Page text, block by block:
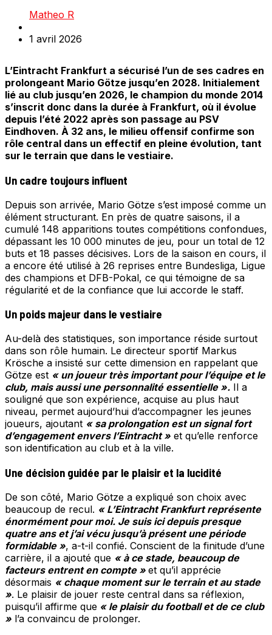
Matheo R
1 avril 2026
L’Eintracht Frankfurt a sécurisé l’un de ses cadres en
prolongeant Mario Götze jusqu’en 2028. Initialement
lié au club jusqu’en 2026, le champion du monde 2014
s’inscrit donc dans la durée à Frankfurt, où il évolue
depuis l’été 2022 après son passage au PSV
Eindhoven. À 32 ans, le milieu offensif confirme son
rôle central dans un effectif en pleine évolution, tant
sur le terrain que dans le vestiaire.
Un cadre toujours influent
Depuis son arrivée, Mario Götze s’est imposé comme un
élément structurant. En près de quatre saisons, il a
cumulé 148 apparitions toutes compétitions confondues,
dépassant les 10 000 minutes de jeu, pour un total de 12
buts et 18 passes décisives. Lors de la saison en cours, il
a encore été utilisé à 26 reprises entre Bundesliga, Ligue
des champions et DFB-Pokal, ce qui témoigne de sa
régularité et de la confiance que lui accorde le staff.
Un poids majeur dans le vestiaire
Au-delà des statistiques, son importance réside surtout
dans son rôle humain. Le directeur sportif Markus
Krösche a insisté sur cette dimension en rappelant que
Götze est « un joueur très important pour l’équipe et le
club, mais aussi une personnalité essentielle ». Il a
souligné que son expérience, acquise au plus haut
niveau, permet aujourd’hui d’accompagner les jeunes
joueurs, ajoutant « sa prolongation est un signal fort
d’engagement envers l’Eintracht » et qu’elle renforce
son identification au club et à la ville.
Une décision guidée par le plaisir et la lucidité
De son côté, Mario Götze a expliqué son choix avec
beaucoup de recul. « L’Eintracht Frankfurt représente
énormément pour moi. Je suis ici depuis presque
quatre ans et j’ai vécu jusqu’à présent une période
formidable », a-t-il confié. Conscient de la finitude d’une
carrière, il a ajouté que « à ce stade, beaucoup de
facteurs entrent en compte » et qu’il apprécie
désormais « chaque moment sur le terrain et au stade
». Le plaisir de jouer reste central dans sa réflexion,
puisqu’il affirme que « le plaisir du football et de ce club
» l’a convaincu de prolonger.